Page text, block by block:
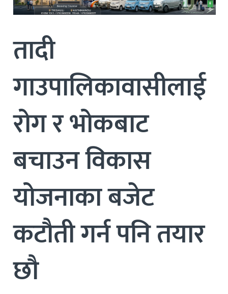
तादी
गाउपालिकावासीलाई
रोग र भोकबाट
बचाउन विकास
योजनाका बजेट
कटौती गर्न पनि तयार
छौ